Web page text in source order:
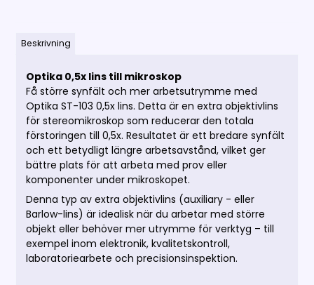
Beskrivning
Optika 0,5x lins till mikroskop
Få större synfält och mer arbetsutrymme med
Optika ST-103 0,5x lins. Detta är en extra objektivlins
för stereomikroskop som reducerar den totala
förstoringen till 0,5x. Resultatet är ett bredare synfält
och ett betydligt längre arbetsavstånd, vilket ger
bättre plats för att arbeta med prov eller
komponenter under mikroskopet.
Denna typ av extra objektivlins (auxiliary - eller
Barlow-lins) är idealisk när du arbetar med större
objekt eller behöver mer utrymme för verktyg – till
exempel inom elektronik, kvalitetskontroll,
laboratoriearbete och precisionsinspektion.